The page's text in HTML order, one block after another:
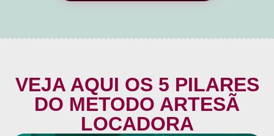
VEJA AQUI OS 5 PILARES
DO METODO ARTESÃ
LOCADORA